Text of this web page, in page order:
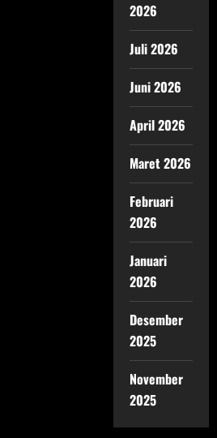
2026
Juli 2026
Juni 2026
April 2026
Maret 2026
Februari
2026
Januari
2026
Desember
2025
November
2025